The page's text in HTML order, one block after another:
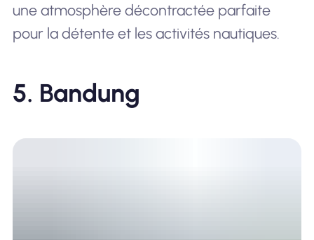
une atmosphère décontractée parfaite
pour la détente et les activités nautiques.
5. Bandung